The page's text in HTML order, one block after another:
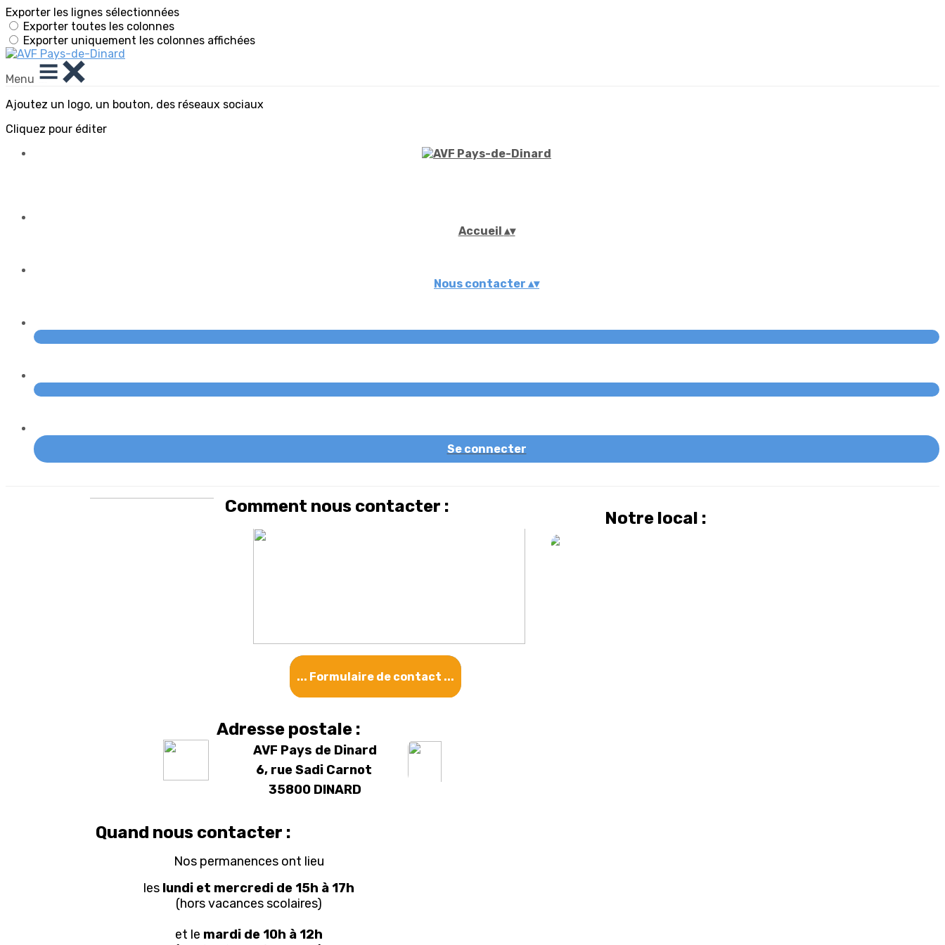
Exporter les lignes sélectionnées
Exporter toutes les colonnes
Exporter uniquement les colonnes affichées
Menu
Ajoutez un logo, un bouton, des réseaux sociaux
Cliquez pour éditer
Accueil ▴▾
Nous contacter ▴▾
Se connecter
Comment nous contacter :
... Formulaire de contact ...
Adresse postale :
AVF Pays de Dinard
6, rue Sadi Carnot
35800 DINARD
Quand nous contacter :
Nos permanences ont lieu
les lundi et mercredi de 15h à 17h
(hors vacances scolaires)
et le mardi de 10h à 12h
Notre local :